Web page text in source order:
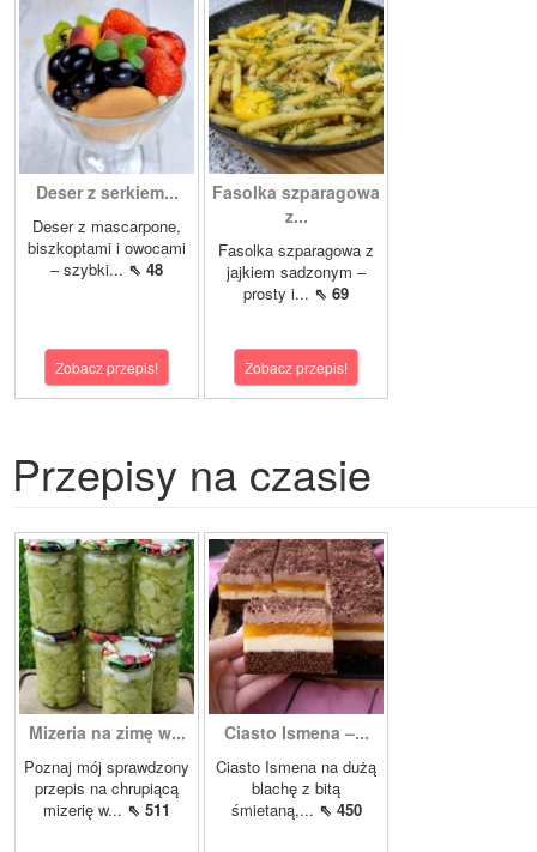
Deser z serkiem...
Deser z mascarpone,
biszkoptami i owocami
– szybki... ⇖ 48
Zobacz przepis!
Fasolka szparagowa
z...
Fasolka szparagowa z
jajkiem sadzonym –
prosty i... ⇖ 69
Zobacz przepis!
Przepisy na czasie
Mizeria na zimę w...
Poznaj mój sprawdzony
przepis na chrupiącą
mizerię w... ⇖ 511
Ciasto Ismena –...
Ciasto Ismena na dużą
blachę z bitą
śmietaną,... ⇖ 450